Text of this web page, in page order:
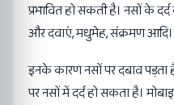
प्रभावित हो सकती है। नसों के
और दवाएं, मधुमेह, संक्रमण आदि।
इनके कारण नसों पर दबाव
पर नसों में दर्द हो सकता है।